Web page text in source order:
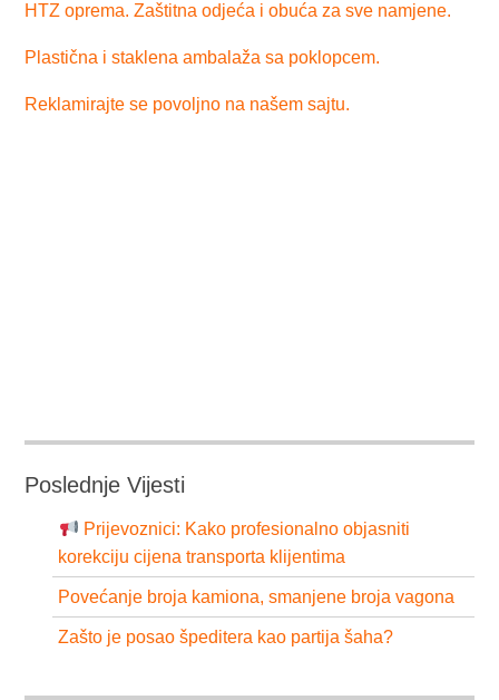
HTZ oprema. Zaštitna odjeća i obuća za sve namjene.
Plastična i staklena ambalaža sa poklopcem.
Reklamirajte se povoljno na našem sajtu.
Poslednje Vijesti
Prijevoznici: Kako profesionalno objasniti
korekciju cijena transporta klijentima
Povećanje broja kamiona, smanjene broja vagona
Zašto je posao špeditera kao partija šaha?